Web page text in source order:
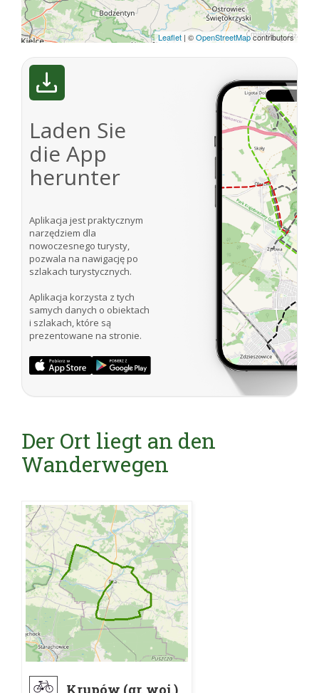
Leaflet | ©OpenStreetMapcontributors
Laden Sie
die App
herunter
Aplikacja jest praktycznym
narzędziem dla
nowoczesnego turysty,
pozwala na nawigację po
szlakach turystycznych.
Aplikacja korzysta z tych
samych danych o obiektach
i szlakach, które są
prezentowane na stronie.
Der Ort liegt an den
Wanderwegen
Krupów (gr. woj.)